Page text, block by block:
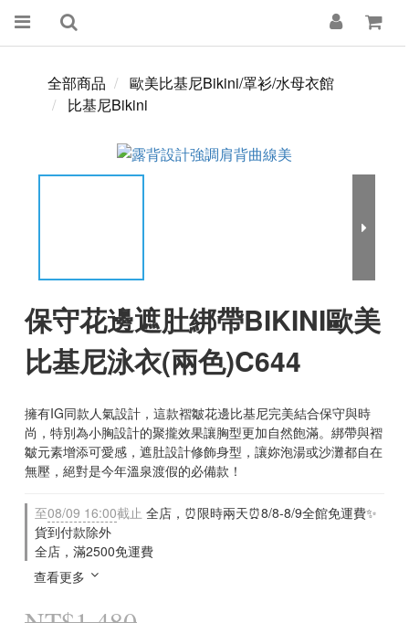
全部商品
歐美比基尼Bikini/罩衫/水母衣館
比基尼Bikini
保守花邊遮肚綁帶BIKINI歐美
比基尼泳衣(兩色)C644
擁有IG同款人氣設計，這款褶皺花邊比基尼完美結合保守與時
尚，特別為小胸設計的聚攏效果讓胸型更加自然飽滿。綁帶與褶
皺元素增添可愛感，遮肚設計修飾身型，讓妳泡湯或沙灘都自在
無壓，絕對是今年溫泉渡假的必備款！
至08/09 16:00截止 全店，⏰限時兩天⏰8/8-8/9全館免運費✨
貨到付款除外
全店，滿2500免運費
查看更多